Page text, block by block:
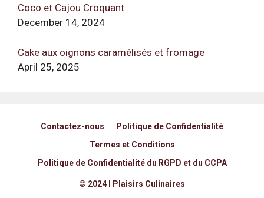
Coco et Cajou Croquant
December 14, 2024
Cake aux oignons caramélisés et fromage
April 25, 2025
Contactez-nous
Politique de Confidentialité
Termes et Conditions
Politique de Confidentialité du RGPD et du CCPA
© 2024 I Plaisirs Culinaires